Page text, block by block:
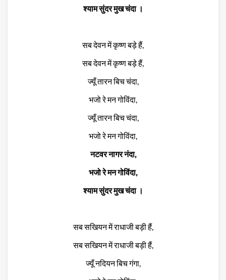
श्याम सुंदर मुख चंदा ।
सब देवन में कृष्ण बड़े हैं,
सब देवन में कृष्ण बड़े हैं,
ज्यूँ तारन बिच चंदा,
भजो रे मन गोविंदा,
ज्यूँ तारन बिच चंदा,
भजो रे मन गोविंदा,
नटवर नागर नंदा,
भजो रे मन गोविंदा,
श्याम सुंदर मुख चंदा ।
सब सखियन में राधाजी बड़ी हैं,
सब सखियन में राधाजी बड़ी हैं,
ज्यूँ नदियन बिच गंगा,